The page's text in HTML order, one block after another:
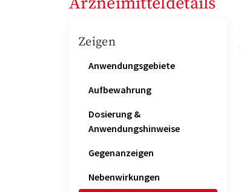
Zeigen
Anwendungsgebiete
Aufbewahrung
Dosierung &
Anwendungshinweise
Gegenanzeigen
Nebenwirkungen